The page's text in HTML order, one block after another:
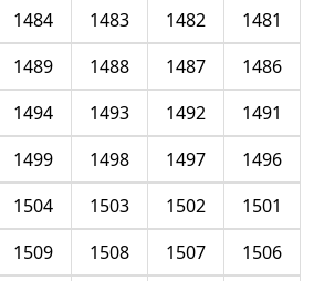
1481
1482
1483
1484
1486
1487
1488
1489
1491
1492
1493
1494
1496
1497
1498
1499
1501
1502
1503
1504
1506
1507
1508
1509